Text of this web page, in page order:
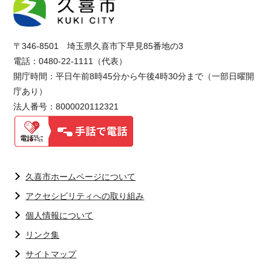
〒346-8501 埼玉県久喜市下早見85番地の3
電話：0480-22-1111（代表）
開庁時間：平日午前8時45分から午後4時30分まで（一部日曜開
庁あり）
法人番号：8000020112321
久喜市ホームページについて
アクセシビリティへの取り組み
個人情報について
リンク集
サイトマップ